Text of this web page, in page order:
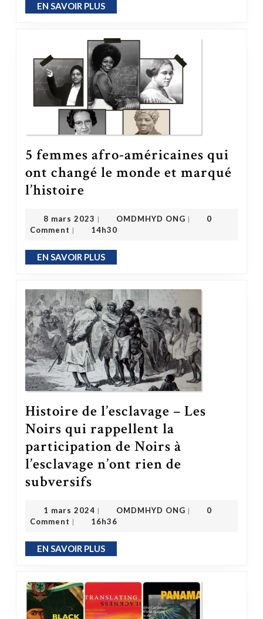
EN SAVOIR PLUSEN SAVOIR PLUS
5 femmes afro-américaines qui
ont changé le monde et marqué
l’histoire
8 mars 2023 | OMDMHYD ONG |
0
Comment | 14h30
EN SAVOIR PLUSEN SAVOIR PLUS
Histoire de l’esclavage – Les
Noirs qui rappellent la
participation de Noirs à
l’esclavage n’ont rien de
subversifs
1 mars 2024 | OMDMHYD ONG |
0
Comment | 16h36
EN SAVOIR PLUSEN SAVOIR PLUS